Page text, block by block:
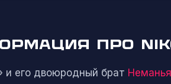
ПРО
и его двоюродный брат